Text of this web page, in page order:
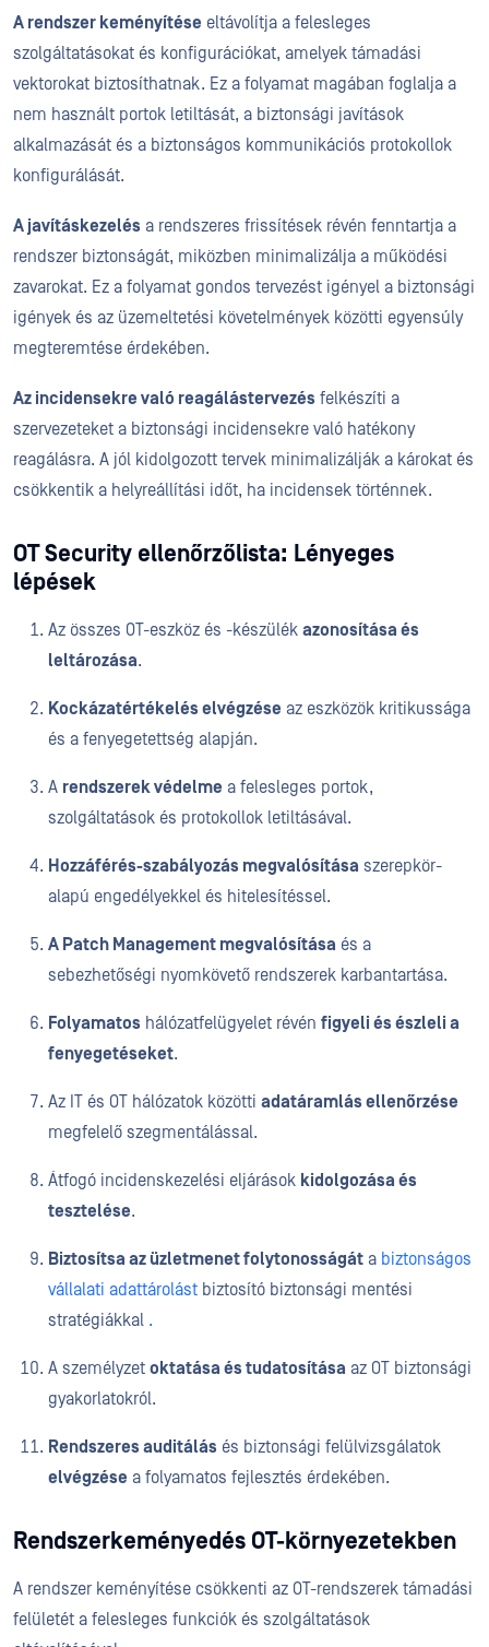
A rendszer keményítése eltávolítja a felesleges
szolgáltatásokat és konfigurációkat, amelyek támadási
vektorokat biztosíthatnak. Ez a folyamat magában foglalja a
nem használt portok letiltását, a biztonsági javítások
alkalmazását és a biztonságos kommunikációs protokollok
konfigurálását.
A javításkezelés a rendszeres frissítések révén fenntartja a
rendszer biztonságát, miközben minimalizálja a működési
zavarokat. Ez a folyamat gondos tervezést igényel a biztonsági
igények és az üzemeltetési követelmények közötti egyensúly
megteremtése érdekében.
Az incidensekre való reagálástervezés felkészíti a
szervezeteket a biztonsági incidensekre való hatékony
reagálásra. A jól kidolgozott tervek minimalizálják a károkat és
csökkentik a helyreállítási időt, ha incidensek történnek.
OT Security ellenőrzőlista: Lényeges
lépések
Az összes OT-eszköz és -készülék azonosítása és
leltározása.
Kockázatértékelés elvégzése az eszközök kritikussága
és a fenyegetettség alapján.
A rendszerek védelme a felesleges portok,
szolgáltatások és protokollok letiltásával.
Hozzáférés-szabályozás megvalósítása szerepkör-
alapú engedélyekkel és hitelesítéssel.
A Patch Management megvalósítása és a
sebezhetőségi nyomkövető rendszerek karbantartása.
Folyamatos hálózatfelügyelet révén figyeli és észleli a
fenyegetéseket.
Az IT és OT hálózatok közötti adatáramlás ellenőrzése
megfelelő szegmentálással.
Átfogó incidenskezelési eljárások kidolgozása és
tesztelése.
Biztosítsa az üzletmenet folytonosságát a biztonságos
vállalati adattárolást biztosító biztonsági mentési
stratégiákkal .
A személyzet oktatása és tudatosítása az OT biztonsági
gyakorlatokról.
Rendszeres auditálás és biztonsági felülvizsgálatok
elvégzése a folyamatos fejlesztés érdekében.
Rendszerkeményedés OT-környezetekben
A rendszer keményítése csökkenti az OT-rendszerek támadási
felületét a felesleges funkciók és szolgáltatások